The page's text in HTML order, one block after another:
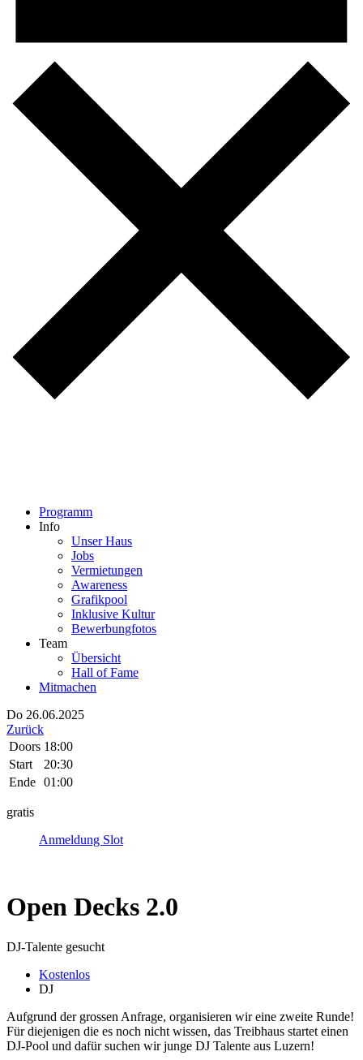
Programm
Info
Unser Haus
Jobs
Vermietungen
Awareness
Grafikpool
Inklusive Kultur
Bewerbungfotos
Team
Übersicht
Hall of Fame
Mitmachen
Do 26.06.2025
Zurück
Doors 18:00
Start
20:30
Ende 01:00
gratis
Anmeldung Slot
Open Decks 2.0
DJ-Talente gesucht
Kostenlos
DJ
Aufgrund der grossen Anfrage, organisieren wir eine zweite Runde!
Für diejenigen die es noch nicht wissen, das Treibhaus startet einen
DJ-Pool und dafür suchen wir junge DJ Talente aus Luzern!